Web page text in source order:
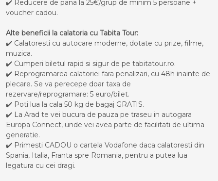
✔️ Reducere de pana la 25€/grup de minim 5 persoane +
voucher cadou.
Alte beneficii la calatoria cu Tabita Tour:
✔️ Calatoresti cu autocare moderne, dotate cu prize, filme,
muzica.
✔️ Cumperi biletul rapid si sigur de pe tabitatour.ro.
✔️ Reprogramarea calatoriei fara penalizari, cu 48h inainte de
plecare. Se va perecepe doar taxa de
rezervare/reprogramare: 5 euro/bilet.
✔️ Poti lua la cala 50 kg de bagaj GRATIS.
✔️ La Arad te vei bucura de pauza pe traseu in autogara
Europa Connect, unde vei avea parte de facilitati de ultima
generatie.
✔️ Primesti CADOU o cartela Vodafone daca calatoresti din
Spania, Italia, Franta spre Romania, pentru a putea lua
legatura cu cei dragi.